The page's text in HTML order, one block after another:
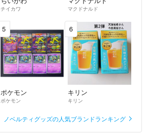
チイカワ マクドナルド
5
ポケモン
ポケモン
6
キリン
キリン
ノベルティグッズの人気ブランドランキング